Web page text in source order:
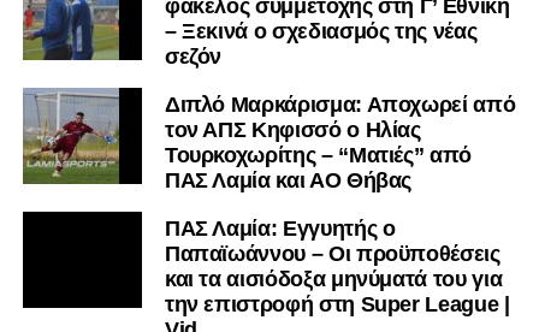
φάκελος συμμετοχής στη Γ’ Εθνική
– Ξεκινά ο σχεδιασμός της νέας
σεζόν
Διπλό Μαρκάρισμα: Αποχωρεί από
τον ΑΠΣ Κηφισσό ο Ηλίας
Τουρκοχωρίτης – “Ματιές” από
ΠΑΣ Λαμία και ΑΟ Θήβας
ΠΑΣ Λαμία: Εγγυητής ο
Παπαϊωάννου – Οι προϋποθέσεις
και τα αισιόδοξα μηνύματά του για
την επιστροφή στη Super League |